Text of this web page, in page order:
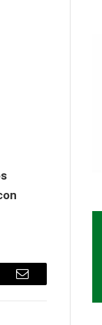
Email